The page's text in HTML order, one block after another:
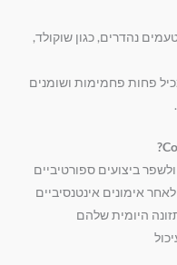
נהדרים, כגון שוקולד,
פחות פחמימות ושומנים
ביצועים ספורטיביים
אימונים אינטנסיביים
היומית שלהם